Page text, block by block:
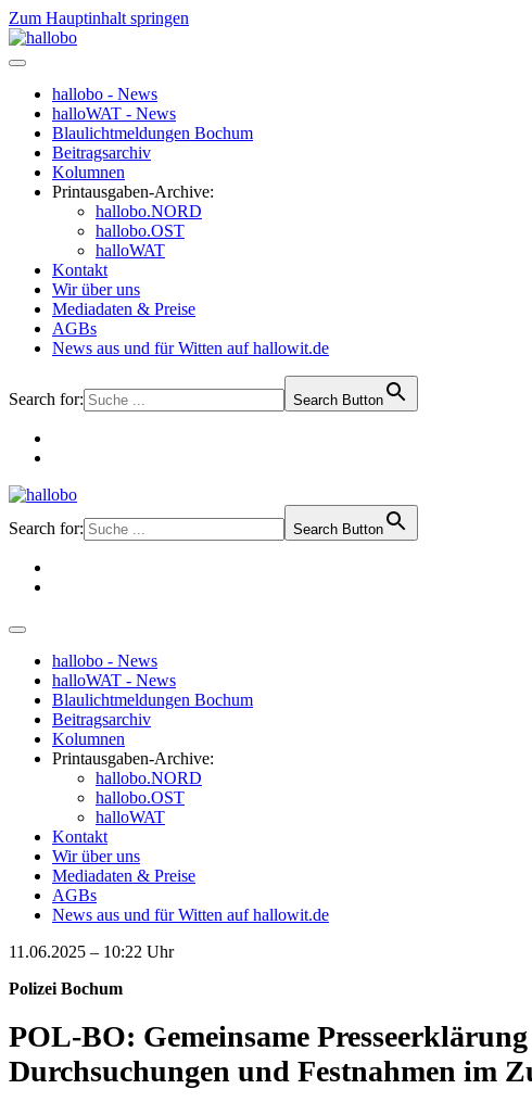
Zum Hauptinhalt springen
hallobo - News
halloWAT - News
Blaulichtmeldungen Bochum
Beitragsarchiv
Kolumnen
Printausgaben-Archive:
hallobo.NORD
hallobo.OST
halloWAT
Kontakt
Wir über uns
Mediadaten & Preise
AGBs
News aus und für Witten auf hallowit.de
Search for: Search Button
Search for: Search Button
hallobo - News
halloWAT - News
Blaulichtmeldungen Bochum
Beitragsarchiv
Kolumnen
Printausgaben-Archive:
hallobo.NORD
hallobo.OST
halloWAT
Kontakt
Wir über uns
Mediadaten & Preise
AGBs
News aus und für Witten auf hallowit.de
11.06.2025 – 10:22 Uhr
Polizei Bochum
POL-BO: Gemeinsame
Durchsuchungen und Festnahmen im